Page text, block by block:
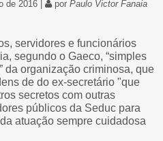
de 2016 | por Paulo Victor Fanaia
servidores e funcionários
segundo o Gaeco, “simples
da organização criminosa, que
de do ex-secretário "que
secretos com outras
públicos da Seduc para
atuação sempre cuidadosa